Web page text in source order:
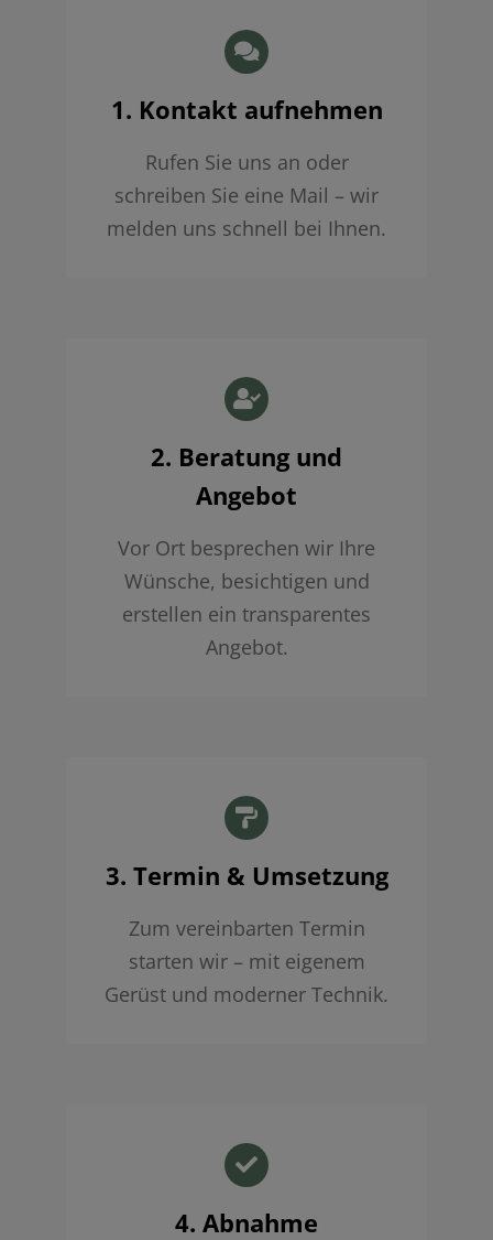
1. Kontakt aufnehmen
Rufen Sie uns an oder
schreiben Sie eine Mail – wir
melden uns schnell bei Ihnen.
2. Beratung und
Angebot
Vor Ort besprechen wir Ihre
Wünsche, besichtigen und
erstellen ein transparentes
Angebot.
3. Termin & Umsetzung
Zum vereinbarten Termin
starten wir – mit eigenem
Gerüst und moderner Technik.
4. Abnahme